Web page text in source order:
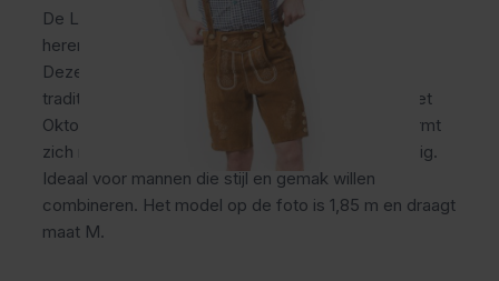
De Lederhose Anton is een korte lederhose voor
heren van 100% rundleer met verstelbare bretels.
Deze lichtbruine oktoberfest broek geeft een
traditionele uitstraling en zit comfortabel tijdens het
Oktoberfest en andere feesten. Het materiaal vormt
zich naar je lichaam en draagt prettig, ook langdurig.
Ideaal voor mannen die stijl en gemak willen
combineren. Het model op de foto is 1,85 m en draagt
maat M.